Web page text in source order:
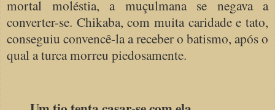
mortal moléstia, a muçulmana se negava a
converter-se. Chikaba, com muita caridade e tato,
conseguiu convencê-la a receber o batismo, após o
qual a turca morreu piedosamente.